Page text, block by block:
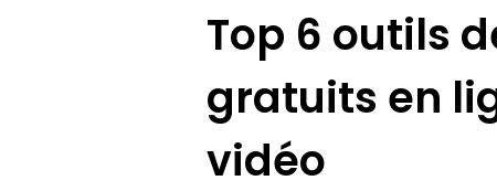
Top 6 outils
gratuits en
vidéo